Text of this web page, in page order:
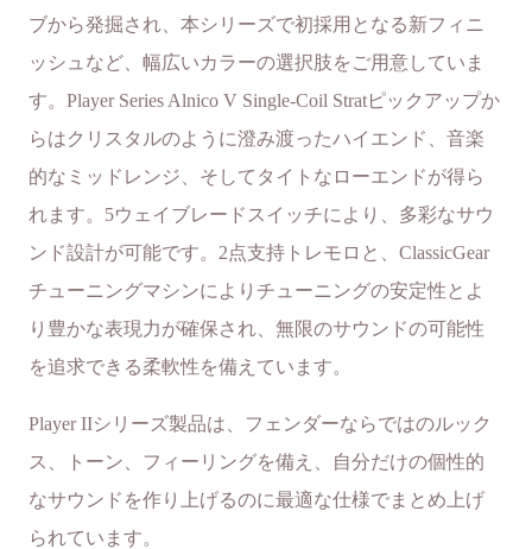
ブから発掘され、本シリーズで初採用となる新フィニ
ッシュなど、幅広いカラーの選択肢をご用意していま
す。Player Series Alnico V Single-Coil Stratピックアップか
らはクリスタルのように澄み渡ったハイエンド、音楽
的なミッドレンジ、そしてタイトなローエンドが得ら
れます。5ウェイブレードスイッチにより、多彩なサウ
ンド設計が可能です。2点支持トレモロと、ClassicGear
チューニングマシンによりチューニングの安定性とよ
り豊かな表現力が確保され、無限のサウンドの可能性
を追求できる柔軟性を備えています。
Player IIシリーズ製品は、フェンダーならではのルック
ス、トーン、フィーリングを備え、自分だけの個性的
なサウンドを作り上げるのに最適な仕様でまとめ上げ
られています。